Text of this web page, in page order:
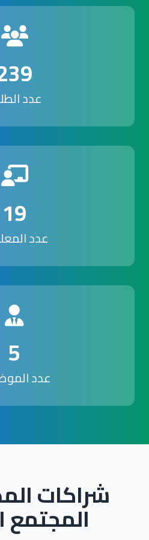
239
عدد
19
عدد
5
عدد
شراكات
المجتمع